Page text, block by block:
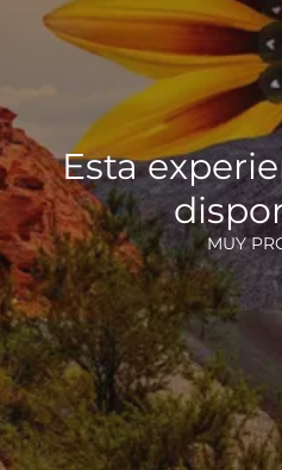
Esta
MUY